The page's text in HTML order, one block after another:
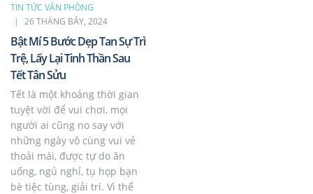
TIN TỨC VĂN PHÒNG
26 THÁNG BẢY, 2024
Bật Mí 5 Bước Dẹp Tan Sự Trì
Trệ, Lấy Lại Tinh Thần Sau
Tết Tân Sửu
Tết là một khoảng thời gian
tuyệt vời để vui chơi, mọi
người ai cũng no say với
những ngày vô cùng vui vẻ
thoải mái, được tự do ăn
uống, ngủ nghỉ, tụ họp bạn
bè tiệc tùng, giải trí. Vì thế